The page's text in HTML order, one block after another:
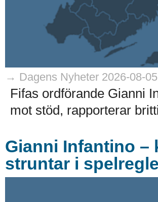
→ Dagens Nyheter 2026-08-
Fifas ordförande Gianni
mot stöd, rapporterar
Gianni Infantino –
struntar i